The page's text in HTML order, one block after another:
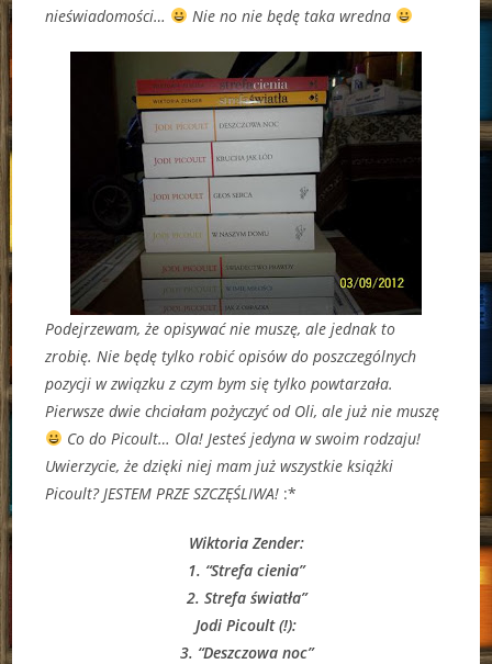
nieświadomości…
Nie no nie będę taka wredna
Podejrzewam, że opisywać nie muszę, ale jednak to
zrobię. Nie będę tylko robić opisów do poszczególnych
pozycji w związku z czym bym się tylko powtarzała.
Pierwsze dwie chciałam pożyczyć od Oli, ale już nie muszę
Co do Picoult… Ola! Jesteś jedyna w swoim rodzaju!
Uwierzycie, że dzięki niej mam już wszystkie książki
Picoult? JESTEM PRZE SZCZĘŚLIWA! :*
Wiktoria Zender:
1. “Strefa cienia”
2. Strefa światła”
Jodi Picoult (!):
3. “Deszczowa noc”